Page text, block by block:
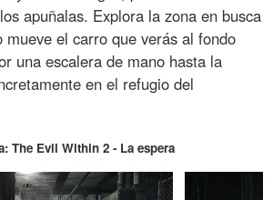
apuñalas. Explora la zona en busca
mueve el carro que verás al fondo
una escalera de mano hasta la
en el refugio del
The Evil Within 2 - La espera